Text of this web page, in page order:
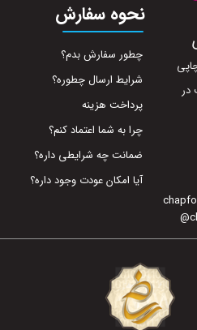
در
@
نحوه سفارش
چطور سفارش بدم؟
شرایط ارسال چطوره؟
پرداخت هزینه
چرا به شما اعتماد کنم؟
ضمانت چه شرایطی داره؟
آیا امکان عودت وجود داره؟